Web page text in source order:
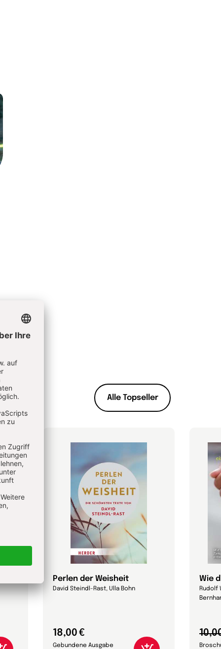
Alle Topseller
Perlen der Weisheit
David Steindl-Rast, Ulla Bohn
18,00 €
Gebundene Ausgabe
Wie
Rudolf